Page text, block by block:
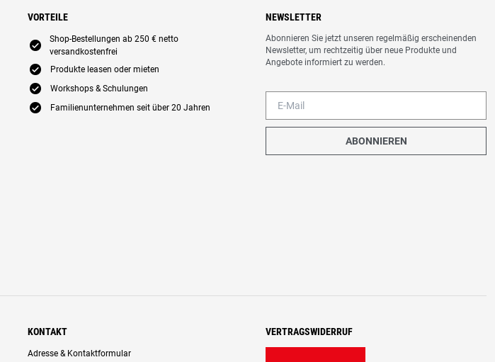
VORTEILE
E
Shop-Bestellungen ab 250 € netto
versandkostenfrei
E Produkte leasen oder mieten
E Workshops & Schulungen
E Familienunternehmen seit über 20 Jahren
NEWSLETTER
Abonnieren Sie jetzt unseren regelmäßig erscheinenden
Newsletter, um rechtzeitig über neue Produkte und
Angebote informiert zu werden.
ABONNIEREN
KONTAKT
Adresse & Kontaktformular
VERTRAGSWIDERRUF